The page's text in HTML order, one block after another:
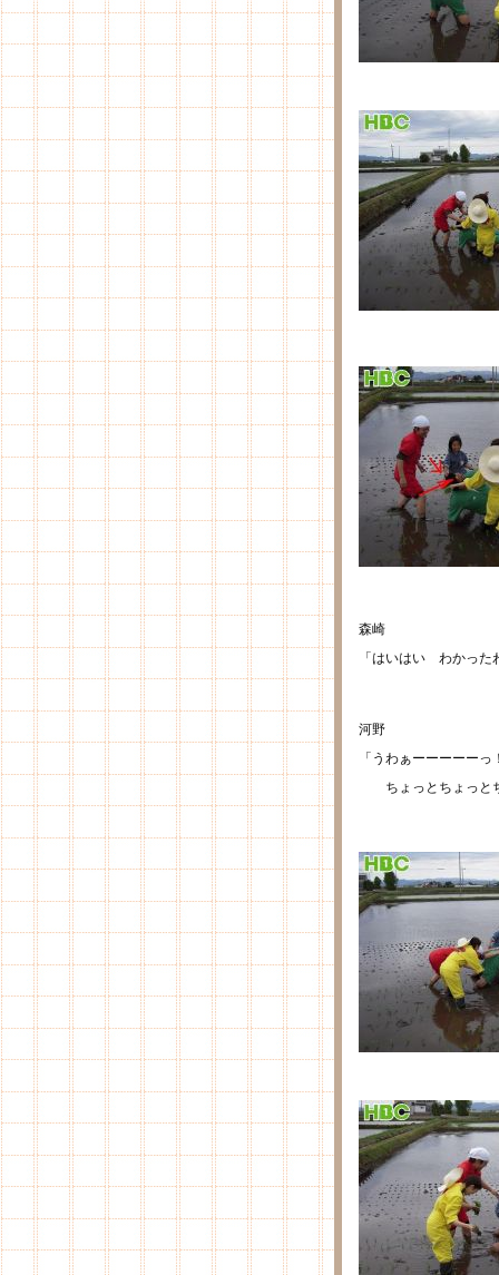
森崎
「はいはい わかった
河野
「うわぁーーーーーっ
ちょっとちょっと